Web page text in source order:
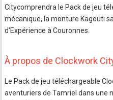
Citycomprendra le Pack de jeu
mécanique, la monture Kagouti
d'Expérience à Couronnes.
À propos de Clockwork
Le Pack de jeu téléchargeable
aventuriers de Tamriel dans une